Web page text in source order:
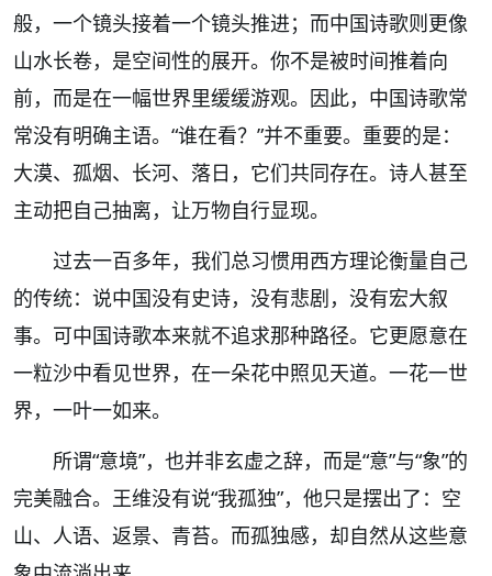
般，一个镜头接着一个镜头推进；而中国诗歌则更像
山水长卷，是空间性的展开。你不是被时间推着向
前，而是在一幅世界里缓缓游观。因此，中国诗歌常
常没有明确主语。“谁在看？”并不重要。重要的是：
大漠、孤烟、长河、落日，它们共同存在。诗人甚至
主动把自己抽离，让万物自行显现。
过去一百多年，我们总习惯用西方理论衡量自己
的传统：说中国没有史诗，没有悲剧，没有宏大叙
事。可中国诗歌本来就不追求那种路径。它更愿意在
一粒沙中看见世界，在一朵花中照见天道。一花一世
界，一叶一如来。
所谓“意境”，也并非玄虚之辞，而是“意”与“象”的
完美融合。王维没有说“我孤独”，他只是摆出了：空
山、人语、返景、青苔。而孤独感，却自然从这些意